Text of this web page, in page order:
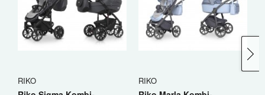
RIKO RIKO